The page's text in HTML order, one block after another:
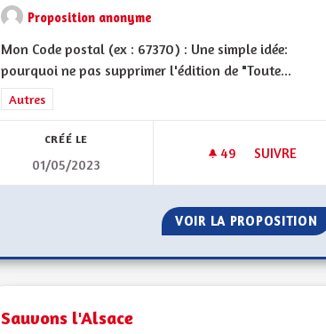
Proposition anonyme
Mon Code postal (ex : 67370) : Une simple idée:
pourquoi ne pas supprimer l'édition de "Toute...
Filtrer les résultats de la catégorie : Autres
Autres
CRÉÉ LE
01/05/2023
49 49 ABONNÉS
SUIVRE
UNE
VOIR LA PROPOSITION
Sauvons l'Alsace